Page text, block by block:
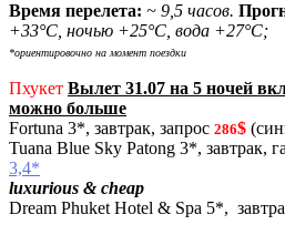
Время перелета: ~ 9,5 часов.
+33°С, ночью +25°С, вода +27°С;
*ориентировочно на момент поездки
Пхукет Вылет 31.07 на 5 ночей
можно больше
Fortuna 3*, завтрак, запрос 286$
Tuana Blue Sky Patong 3*, завтрак,
3,4*
luxurious & cheap
Dream Phuket Hotel & Spa 5*,